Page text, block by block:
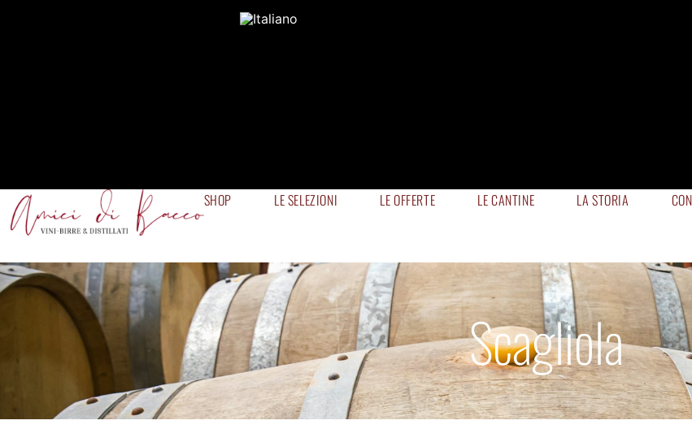
SHOP LE SELEZIONI LE OFFERTE LE CANTINE LA STORIA
Scagliola